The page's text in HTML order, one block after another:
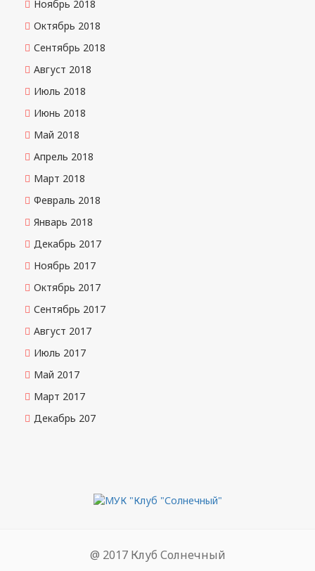
Ноябрь 2018
Октябрь 2018
Сентябрь 2018
Август 2018
Июль 2018
Июнь 2018
Май 2018
Апрель 2018
Март 2018
Февраль 2018
Январь 2018
Декабрь 2017
Ноябрь 2017
Октябрь 2017
Сентябрь 2017
Август 2017
Июль 2017
Май 2017
Март 2017
Декабрь 207
@ 2017 Клуб Солнечный